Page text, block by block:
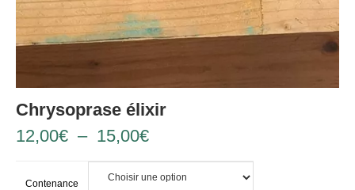
Chrysoprase élixir
12,00€ – 15,00€
Contenance